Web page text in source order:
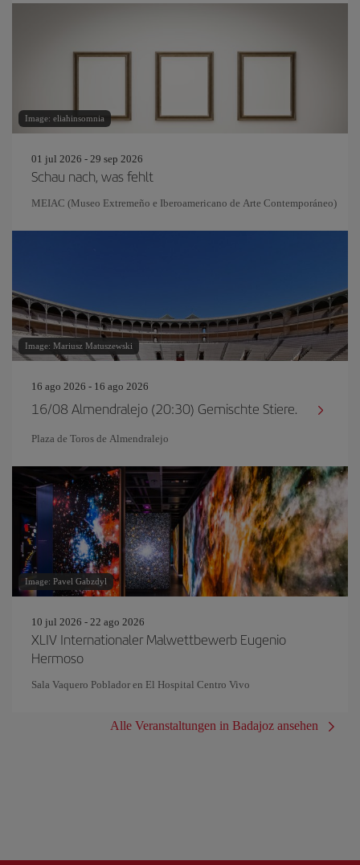
Image: eliahinsomnia
01 jul 2026 - 29 sep 2026
Schau nach, was fehlt
MEIAC (Museo Extremeño e Iberoamericano de Arte Contemporáneo)
Image: Mariusz Matuszewski
16 ago 2026 - 16 ago 2026
16/08 Almendralejo (20:30) Gemischte Stiere.
Plaza de Toros de Almendralejo
Image: Pavel Gabzdyl
10 jul 2026 - 22 ago 2026
XLIV Internationaler Malwettbewerb Eugenio
Hermoso
Sala Vaquero Poblador en El Hospital Centro Vivo
Alle Veranstaltungen in Badajoz ansehen